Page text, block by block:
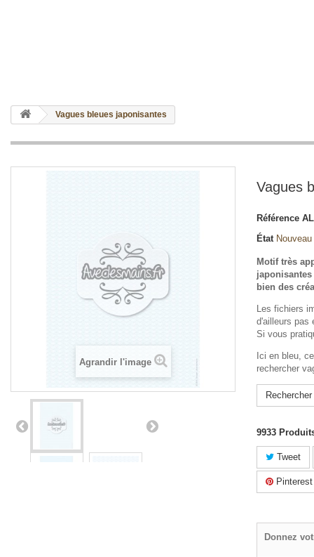
Vagues bleues japonisantes
Agrandir l'image
Vagues
Référence
État Nouveau
Motif très
bien des
Les fichiers
d'ailleurs pas
Si vous
Ici en bleu,
rechercher
9933
Tweet
Pinterest
Donnez